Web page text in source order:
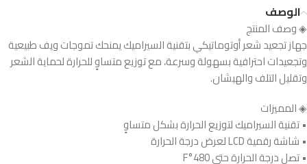
الوصف
◈ وصف المنتج
جهاز تجعيد شعر أوتوماتيكي بتقنية السيراميك يمنحك تموجات ويف طبيعية
وتجعيدات احترافية بسهولة وسرعة، مع توزيع متساوٍ للحرارة لحماية الشعر
وتقليل التلف والهيشان.
◈ المميزات
• تقنية السيراميك لتوزيع الحرارة بشكل متساوٍ
• شاشة رقمية LCD لعرض درجة الحرارة
• تصل درجة الحرارة حتى 480°F